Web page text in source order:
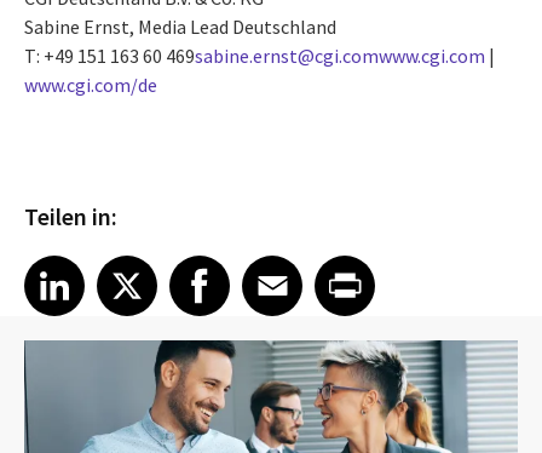
Sabine Ernst, Media Lead Deutschland
T: +49 151 163 60 469sabine.ernst@cgi.comwww.cgi.com |
www.cgi.com/de
Teilen in:
Share article on LinkedIn
LinkedIn
Share article on XShare article on Facebook
Facebook
Share article on Email
EmailShare article on Print